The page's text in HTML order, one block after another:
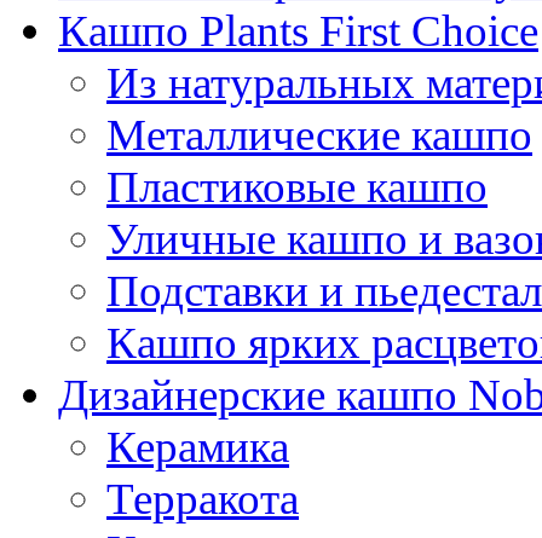
Кашпо Plants First Choice
Из натуральных
Металлические кашпо
Пластиковые кашпо
Уличные кашпо и
Подставки и
Кашпо ярких
Дизайнерские кашпо
Керамика
Терракота